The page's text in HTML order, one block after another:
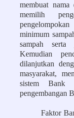
membuat nama
memilih
minimum
sampah serta
Kemudian
dilanjutkan
masyarakat,
sistem Bank
pengembangan
Faktor